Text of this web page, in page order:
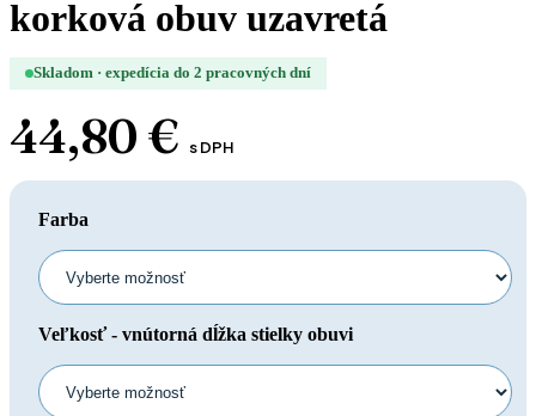
korková obuv uzavretá
Skladom · expedícia do 2 pracovných dní
44,80 € s DPH
Farba
Veľkosť - vnútorná dĺžka stielky obuvi